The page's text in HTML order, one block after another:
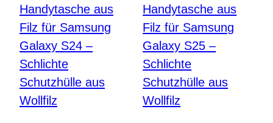
Handytasche aus
Filz für Samsung
Galaxy S24 –
Schlichte
Schutzhülle aus
Wollfilz
Handytasche aus
Filz für Samsung
Galaxy S25 –
Schlichte
Schutzhülle aus
Wollfilz